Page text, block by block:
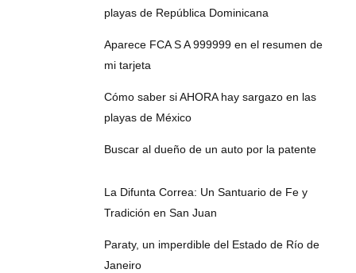
playas de República Dominicana
Aparece FCA S A 999999 en el resumen de
mi tarjeta
Cómo saber si AHORA hay sargazo en las
playas de México
Buscar al dueño de un auto por la patente
La Difunta Correa: Un Santuario de Fe y
Tradición en San Juan
Paraty, un imperdible del Estado de Río de
Janeiro